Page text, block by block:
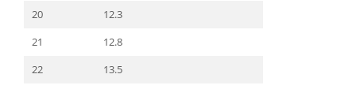
20
12.3
21
12.8
22
13.5